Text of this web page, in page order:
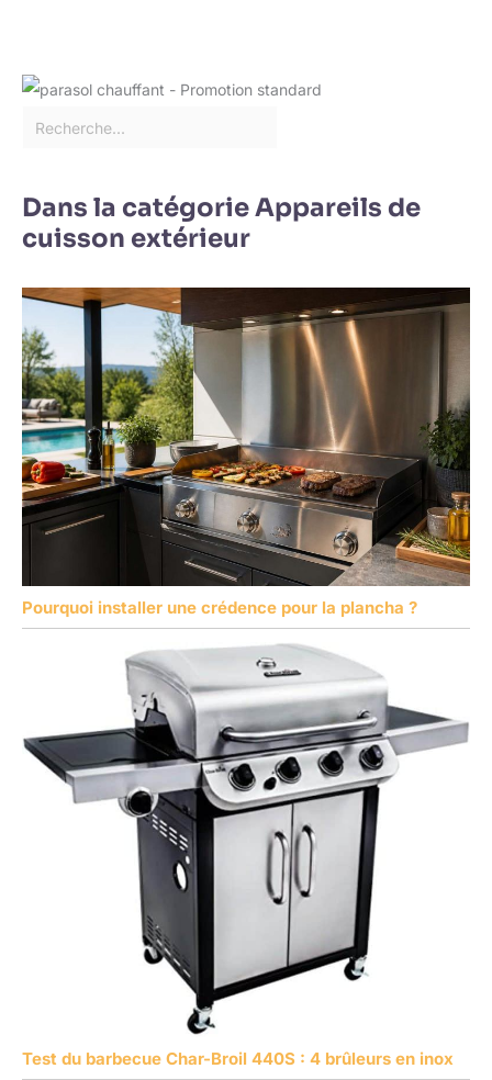
Dans la catégorie Appareils de
cuisson extérieur
Pourquoi installer une crédence pour la plancha ?
Test du barbecue Char-Broil 440S : 4 brûleurs en inox